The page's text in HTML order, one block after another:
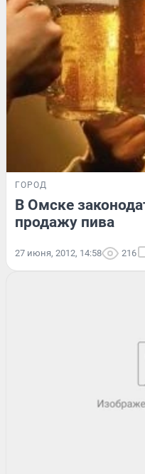
ГОРОД
В Омске
продажу пива
27 июня, 2012, 14:58 216